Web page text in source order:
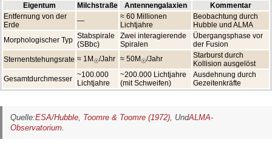
Eigentum Milchstraße Antennengalaxien
Kommentar
Entfernung von der
Erde
—
≈ 60 Millionen
Lichtjahre
Beobachtung durch
Hubble und ALMA
Morphologischer Typ Stabspirale
(SBbc)
Zwei interagierende
Spiralen
Übergangsphase vor
der Fusion
Sternentstehungsrate ≈ 1M☉/Jahr ≈ 50M☉/Jahr
Starburst durch
Kollision ausgelöst
Gesamtdurchmesser ~100.000
Lichtjahre
~200.000 Lichtjahre
(mit Schweifen)
Ausdehnung durch
Gezeitenkräfte
Quelle:ESA/Hubble, Toomre & Toomre (1972), UndALMA-
Observatorium.